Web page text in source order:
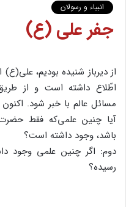
انبیاء و رسولان
جفر علی (ع)
از دیرباز شنیده بودیم، علی(ع)
اطّلاع داشته است و از
مسائل عالم با خبر شود.
آیا چنین علمی‌که فقط
باشد، وجود داشته است؟
دوم: اگر چنین علمی وجود
رسیده؟